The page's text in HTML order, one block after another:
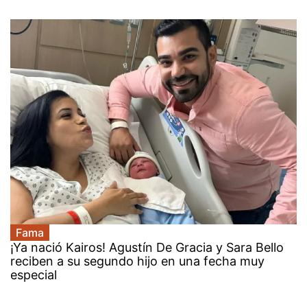
Fama
¡Ya nació Kairos! Agustín De Gracia y Sara Bello
reciben a su segundo hijo en una fecha muy
especial